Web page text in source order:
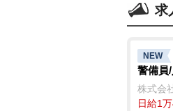
求
NEW
警備員
株式会
日給1